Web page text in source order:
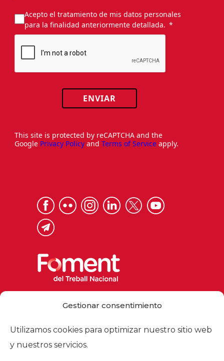
Gestionar consentimiento
Utilizamos cookies para optimizar nuestro sitio web
y nuestros servicios.
Acepto el tratamiento de mis datos personales
para la finalidad anteriormente detallada.
ENVIAR
This site is protected by reCAPTCHA and the
Google Privacy Policy and Terms of Service apply.
foment@foment.com